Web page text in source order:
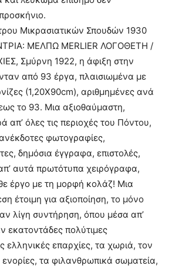
Μικρασιατικών Σπουδών 1930
ΜΕΛΠΩ MERLIER ΛΟΓΟΘΕΤΗ /
Σμύρνη 1922, η άφιξη στην
από 93 έργα, πλαισιωμένα με
(1,20Χ90cm), αριθμημένες ανά
το 93. Μια αξιοθαύμαστη,
απ’ όλες τις περιοχές του Πόντου,
φωτογραφίες,
δημόσια έγγραφα, επιστολές,
αυτά πρωτότυπα χειρόγραφα,
έργο με τη μορφή κολάζ! Μια
έτοιμη για αξιοποίηση, το μόνο
λίγη συντήρηση, όπου μέσα απ’
εκατοντάδες πολύτιμες
ελληνικές επαρχίες, τα χωριά, τον
τα φιλανθρωπικά σωματεία,